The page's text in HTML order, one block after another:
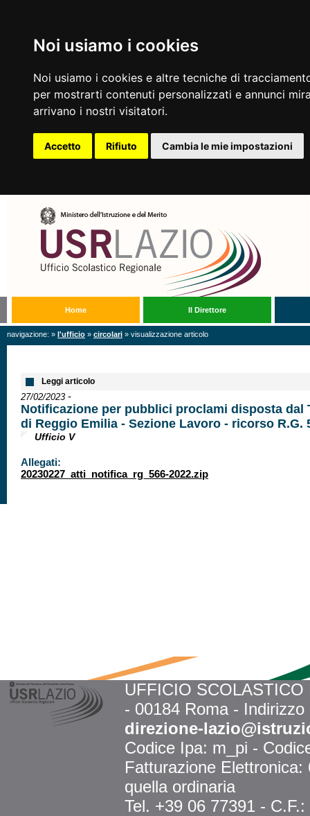
Noi usiamo i cookies
Noi usiamo i cookies e altre tecniche di
per mostrarti contenuti personalizzati e annunci
arrivano i nostri visitatori.
Accetto Rifiuto Cambia le mie impostazioni
Home Il Direttore
navigazione: » l'ufficio » circolari » visualizzazione articolo
Leggi articolo
27/02/2023 -
Notificazione per pubblici proclami disposta dal
di Reggio Emilia - Sezione Lavoro - ricorso R.G.
Ufficio V
Allegati:
20230227_atti_notifica_rg_566-2022.zip
UFFICIO
- 00184 Roma -
direzione-
Codice Ipa: m_pi -
Fatturazione
quella ordinaria
Tel. +39 06 77391 -